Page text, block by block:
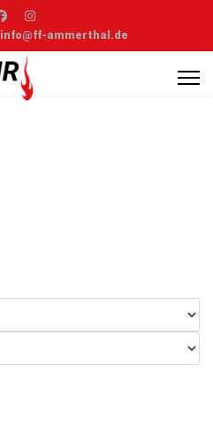
info@ff-ammerthal.de